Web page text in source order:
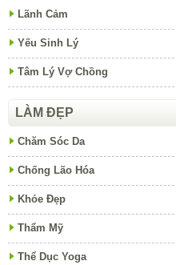
Lãnh Cảm
Yếu Sinh Lý
Tâm Lý Vợ Chồng
LÀM ĐẸP
Chăm Sóc Da
Chống Lão Hóa
Khỏe Đẹp
Thẩm Mỹ
Thể Dục Yoga